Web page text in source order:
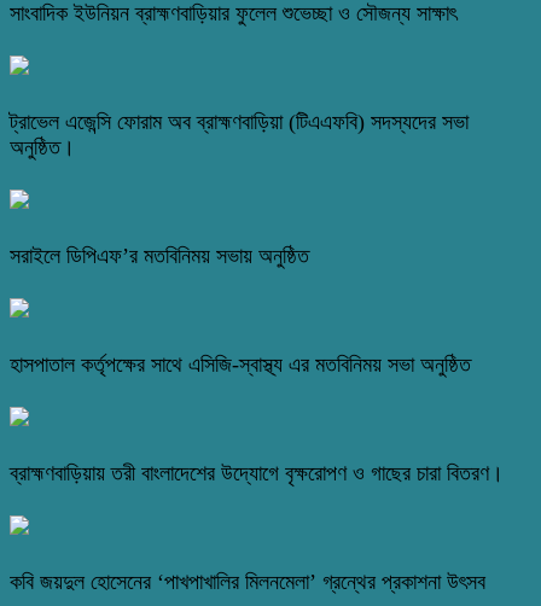
সাংবাদিক ইউনিয়ন ব্রাহ্মণবাড়িয়ার ফুলেল শুভেচ্ছা ও সৌজন্য সাক্ষাৎ
ট্রাভেল এজেন্সি ফোরাম অব ব্রাহ্মণবাড়িয়া (টিএএফবি) সদস্যদের সভা
অনুষ্ঠিত।
সরাইলে ডিপিএফ’র মতবিনিময় সভায় অনুষ্ঠিত
হাসপাতাল কর্তৃপক্ষের সাথে এসিজি-স্বাস্থ্য এর মতবিনিময় সভা অনুষ্ঠিত
ব্রাহ্মণবাড়িয়ায় তরী বাংলাদেশের উদ্যোগে বৃক্ষরোপণ ও গাছের চারা বিতরণ।
কবি জয়দুল হোসেনের ‘পাখপাখালির মিলনমেলা’ গ্রন্থের প্রকাশনা উৎসব